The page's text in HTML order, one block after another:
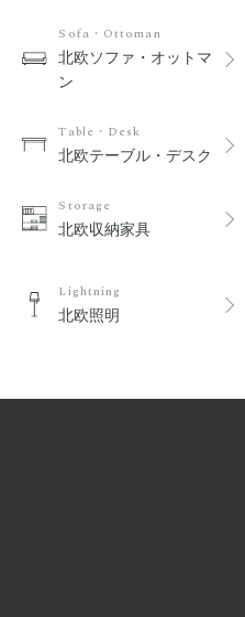
Sofa・Ottoman
北欧ソファ・オットマ
ン
Table・Desk
北欧テーブル・デスク
Storage
北欧収納家具
Lightning
北欧照明